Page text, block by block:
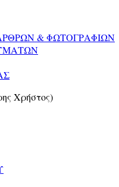
& ΦΩΤΟΓΡΑΦΙΩΝ
Χρήστος)